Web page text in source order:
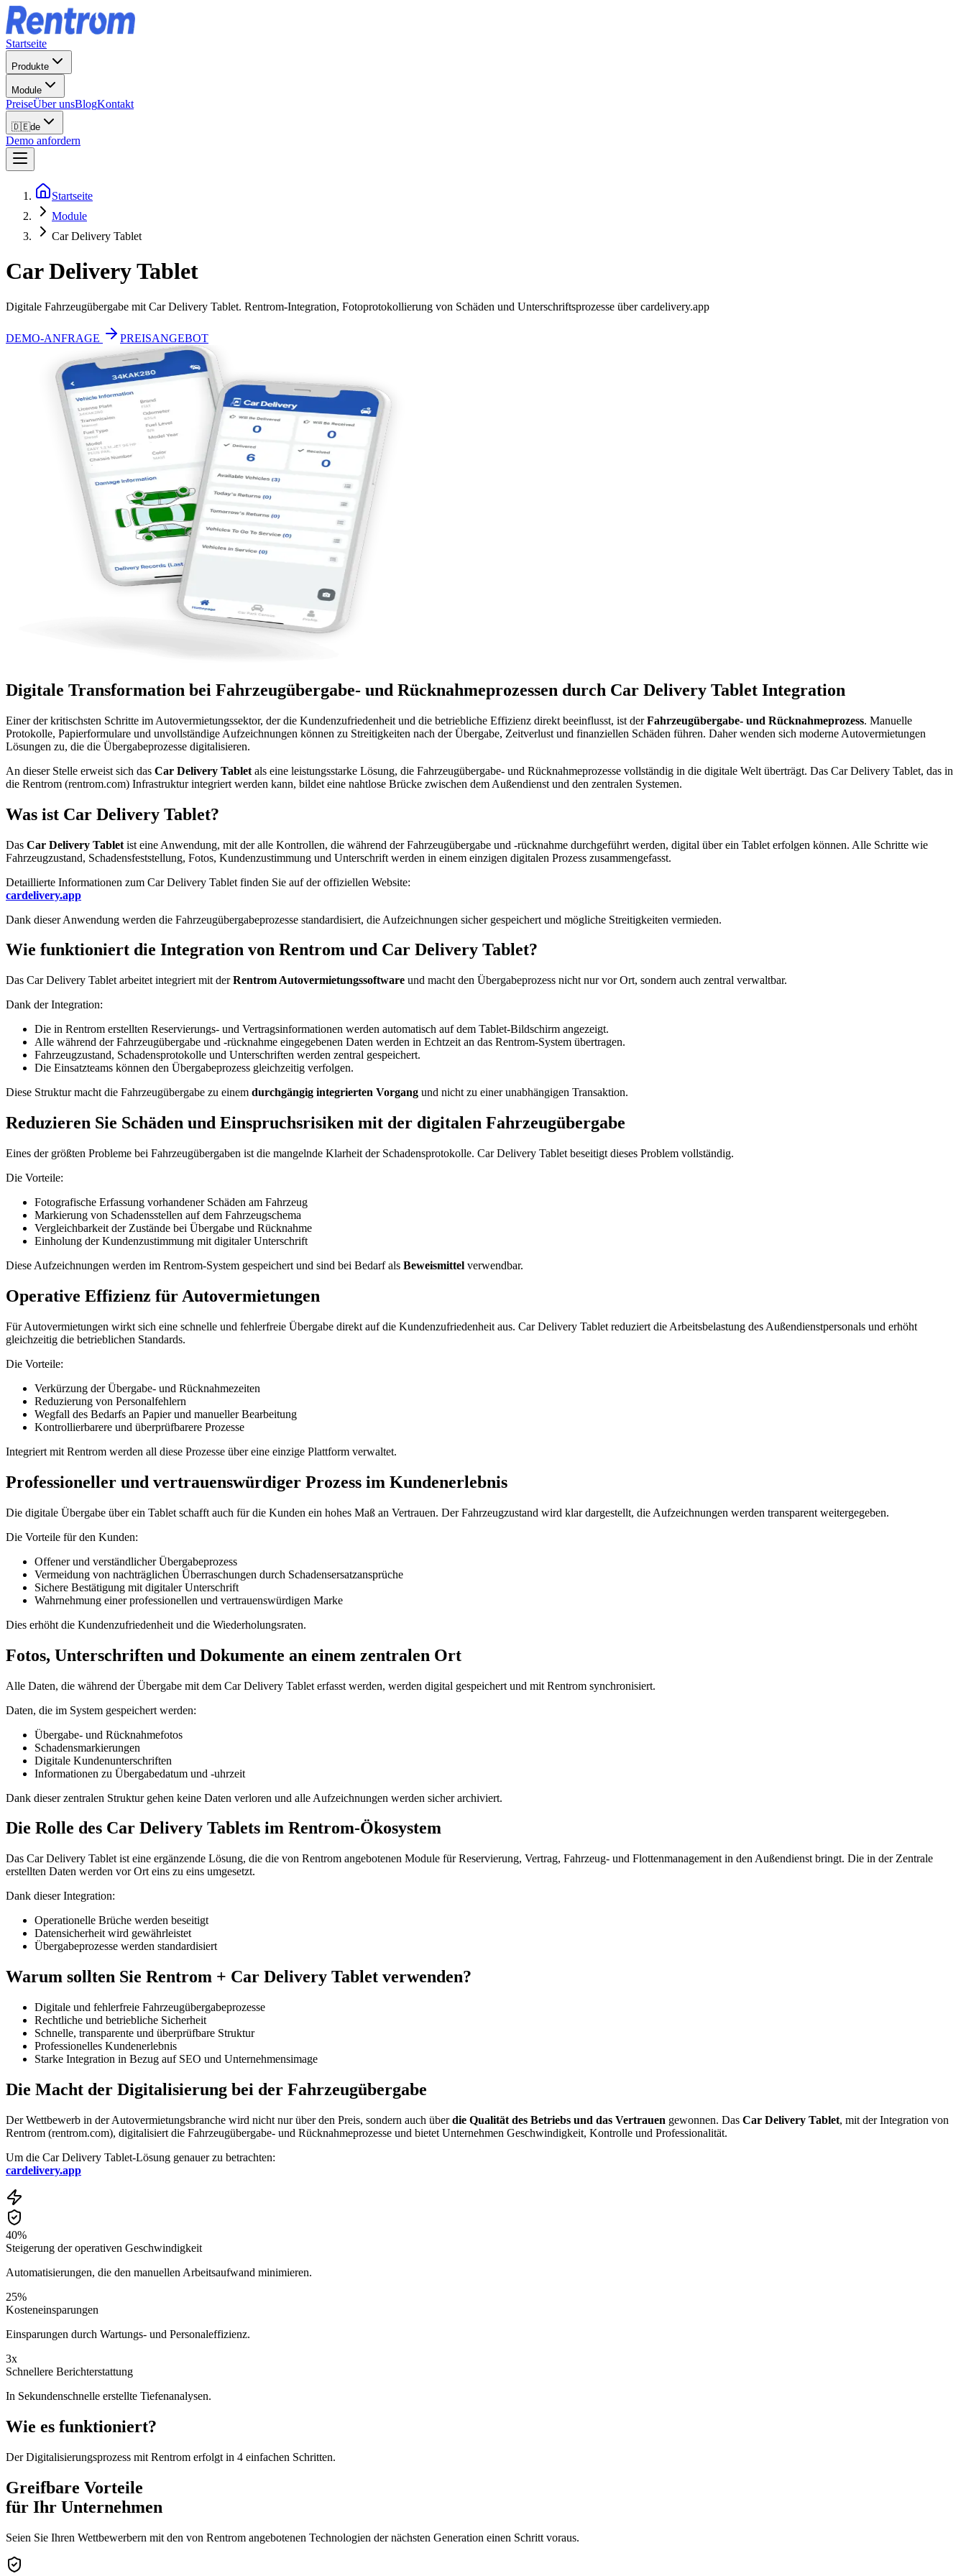
Startseite
Produkte
Module
PreiseÜber unsBlogKontakt
🇩🇪de
Demo anfordern
Startseite
Module
Car Delivery Tablet
Car Delivery Tablet
Digitale Fahrzeugübergabe mit Car Delivery Tablet. Rentrom-Integration, Fotoprotokollierung von Schäden und Unterschriftsprozesse über cardelivery.app
DEMO-ANFRAGE PREISANGEBOT
Digitale Transformation bei Fahrzeugübergabe- und Rücknahmeprozessen durch Car Delivery Tablet Integration
Einer der kritischsten Schritte im Autovermietungssektor, der die Kundenzufriedenheit und die betriebliche Effizienz direkt beeinflusst, ist derFahrzeugübergabe- und Rücknahmeprozess. Manuelle
Protokolle, Papierformulare und unvollständige Aufzeichnungen können zu Streitigkeiten nach der Übergabe, Zeitverlust und finanziellen Schäden führen. Daher wenden sich moderne Autovermietungen
Lösungen zu, die die Übergabeprozesse digitalisieren.
An dieser Stelle erweist sich das Car Delivery Tablet als eine leistungsstarke Lösung, die Fahrzeugübergabe- und Rücknahmeprozesse vollständig in die digitale Welt überträgt. Das Car Delivery Tablet, das in
die Rentrom (rentrom.com) Infrastruktur integriert werden kann, bildet eine nahtlose Brücke zwischen dem Außendienst und den zentralen Systemen.
Was ist Car Delivery Tablet?
Das Car Delivery Tablet ist eine Anwendung, mit der alle Kontrollen, die während der Fahrzeugübergabe und -rücknahme durchgeführt werden, digital über ein Tablet erfolgen können. Alle Schritte wie
Fahrzeugzustand, Schadensfeststellung, Fotos, Kundenzustimmung und Unterschrift werden in einem einzigen digitalen Prozess zusammengefasst.
Detaillierte Informationen zum Car Delivery Tablet finden Sie auf der offiziellen Website:
cardelivery.app
Dank dieser Anwendung werden die Fahrzeugübergabeprozesse standardisiert, die Aufzeichnungen sicher gespeichert und mögliche Streitigkeiten vermieden.
Wie funktioniert die Integration von Rentrom und Car Delivery Tablet?
Das Car Delivery Tablet arbeitet integriert mit derRentrom Autovermietungssoftware und macht den Übergabeprozess nicht nur vor Ort, sondern auch zentral verwaltbar.
Dank der Integration:
Die in Rentrom erstellten Reservierungs- und Vertragsinformationen werden automatisch auf dem Tablet-Bildschirm angezeigt.
Alle während der Fahrzeugübergabe und -rücknahme eingegebenen Daten werden in Echtzeit an das Rentrom-System übertragen.
Fahrzeugzustand, Schadensprotokolle und Unterschriften werden zentral gespeichert.
Die Einsatzteams können den Übergabeprozess gleichzeitig verfolgen.
Diese Struktur macht die Fahrzeugübergabe zu einem durchgängig integrierten Vorgang und nicht zu einer unabhängigen Transaktion.
Reduzieren Sie Schäden und Einspruchsrisiken mit der digitalen Fahrzeugübergabe
Eines der größten Probleme bei Fahrzeugübergaben ist die mangelnde Klarheit der Schadensprotokolle. Car Delivery Tablet beseitigt dieses Problem vollständig.
Die Vorteile:
Fotografische Erfassung vorhandener Schäden am Fahrzeug
Markierung von Schadensstellen auf dem Fahrzeugschema
Vergleichbarkeit der Zustände bei Übergabe und Rücknahme
Einholung der Kundenzustimmung mit digitaler Unterschrift
Diese Aufzeichnungen werden im Rentrom-System gespeichert und sind bei Bedarf als Beweismittel verwendbar.
Operative Effizienz für Autovermietungen
Für Autovermietungen wirkt sich eine schnelle und fehlerfreie Übergabe direkt auf die Kundenzufriedenheit aus. Car Delivery Tablet reduziert die Arbeitsbelastung des Außendienstpersonals und erhöht
gleichzeitig die betrieblichen Standards.
Die Vorteile:
Verkürzung der Übergabe- und Rücknahmezeiten
Reduzierung von Personalfehlern
Wegfall des Bedarfs an Papier und manueller Bearbeitung
Kontrollierbarere und überprüfbarere Prozesse
Integriert mit Rentrom werden all diese Prozesse über eine einzige Plattform verwaltet.
Professioneller und vertrauenswürdiger Prozess im Kundenerlebnis
Die digitale Übergabe über ein Tablet schafft auch für die Kunden ein hohes Maß an Vertrauen. Der Fahrzeugzustand wird klar dargestellt, die Aufzeichnungen werden transparent weitergegeben.
Die Vorteile für den Kunden:
Offener und verständlicher Übergabeprozess
Vermeidung von nachträglichen Überraschungen durch Schadensersatzansprüche
Sichere Bestätigung mit digitaler Unterschrift
Wahrnehmung einer professionellen und vertrauenswürdigen Marke
Dies erhöht die Kundenzufriedenheit und die Wiederholungsraten.
Fotos, Unterschriften und Dokumente an einem zentralen Ort
Alle Daten, die während der Übergabe mit dem Car Delivery Tablet erfasst werden, werden digital gespeichert und mit Rentrom synchronisiert.
Daten, die im System gespeichert werden:
Übergabe- und Rücknahmefotos
Schadensmarkierungen
Digitale Kundenunterschriften
Informationen zu Übergabedatum und -uhrzeit
Dank dieser zentralen Struktur gehen keine Daten verloren und alle Aufzeichnungen werden sicher archiviert.
Die Rolle des Car Delivery Tablets im Rentrom-Ökosystem
Das Car Delivery Tablet ist eine ergänzende Lösung, die die von Rentrom angebotenen Module für Reservierung, Vertrag, Fahrzeug- und Flottenmanagement in den Außendienst bringt. Die in der Zentrale
erstellten Daten werden vor Ort eins zu eins umgesetzt.
Dank dieser Integration:
Operationelle Brüche werden beseitigt
Datensicherheit wird gewährleistet
Übergabeprozesse werden standardisiert
Warum sollten Sie Rentrom + Car Delivery Tablet verwenden?
Digitale und fehlerfreie Fahrzeugübergabeprozesse
Rechtliche und betriebliche Sicherheit
Schnelle, transparente und überprüfbare Struktur
Professionelles Kundenerlebnis
Starke Integration in Bezug auf SEO und Unternehmensimage
Die Macht der Digitalisierung bei der Fahrzeugübergabe
Der Wettbewerb in der Autovermietungsbranche wird nicht nur über den Preis, sondern auch überdie Qualität des Betriebs und das Vertrauen gewonnen. Das Car Delivery Tablet, mit der Integration von
Rentrom (rentrom.com), digitalisiert die Fahrzeugübergabe- und Rücknahmeprozesse und bietet Unternehmen Geschwindigkeit, Kontrolle und Professionalität.
Um die Car Delivery Tablet-Lösung genauer zu betrachten:
cardelivery.app
40%
Steigerung der operativen Geschwindigkeit
Automatisierungen, die den manuellen Arbeitsaufwand minimieren.
25%
Kosteneinsparungen
Einsparungen durch Wartungs- und Personaleffizienz.
3x
Schnellere Berichterstattung
In Sekundenschnelle erstellte Tiefenanalysen.
Wie es funktioniert?
Der Digitalisierungsprozess mit Rentrom erfolgt in 4 einfachen Schritten.
Greifbare Vorteile
für Ihr Unternehmen
Seien Sie Ihren Wettbewerbern mit den von Rentrom angebotenen Technologien der nächsten Generation einen Schritt voraus.